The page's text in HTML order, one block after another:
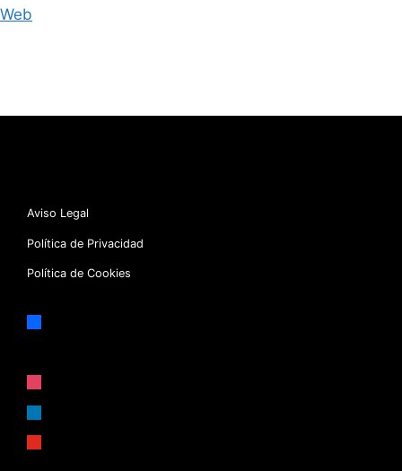
Web
Aviso Legal
Política de Privacidad
Política de Cookies
facebook
instagram
linkedin
youtube